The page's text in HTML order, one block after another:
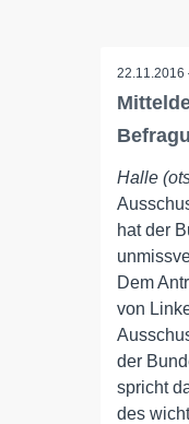
22.11.2016
Halle
hat der
Dem
von
der
spricht
des